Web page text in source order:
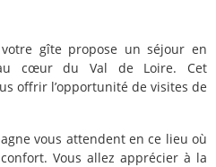
gîte propose un séjour en
cœur du Val de Loire. Cet
offrir l’opportunité de visites de
vous attendent en ce lieu où
Vous allez apprécier à la